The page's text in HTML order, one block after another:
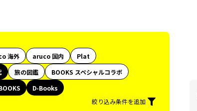
海外 aruco 国内
Plat
旅の図鑑
BOOKS スペシャルコラボ
D-Books
絞り込み条件を追加